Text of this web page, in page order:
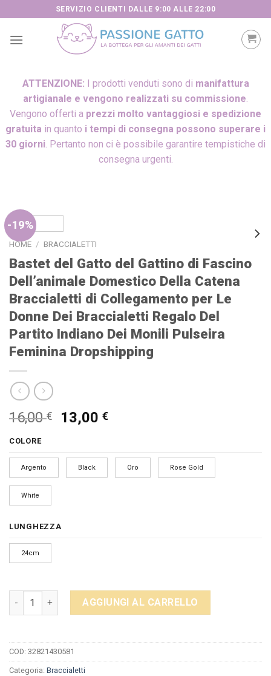
to
content
SERVIZIO CLIENTI DALLE 9:00 ALLE 22:00
ATTENZIONE: I prodotti venduti sono di manifattura
artigianale e vengono realizzati su commissione.
Vengono offerti a prezzi molto vantaggiosi e spedizione
gratuita in quanto i tempi di consegna possono superare i
30 giorni. Pertanto non ci è possibile garantire tempistiche di
consegna urgenti.
-19%
HOME / BRACCIALETTI
Bastet del Gatto del Gattino di Fascino
Dell’animale Domestico Della Catena
Braccialetti di Collegamento per Le
Donne Dei Braccialetti Regalo Del
Partito Indiano Dei Monili Pulseira
Feminina Dropshipping
16,00€
Il
era:
16,00 €.
13,00€Il
è:
13,00 €.
COLORE
Argento Black Oro Rose Gold
White
LUNGHEZZA
24cm
Bastet del Gatto del Gattino di Fascino Dell'animale
AGGIUNGI AL CARRELLO
COD: 32821430581
Categoria: Braccialetti